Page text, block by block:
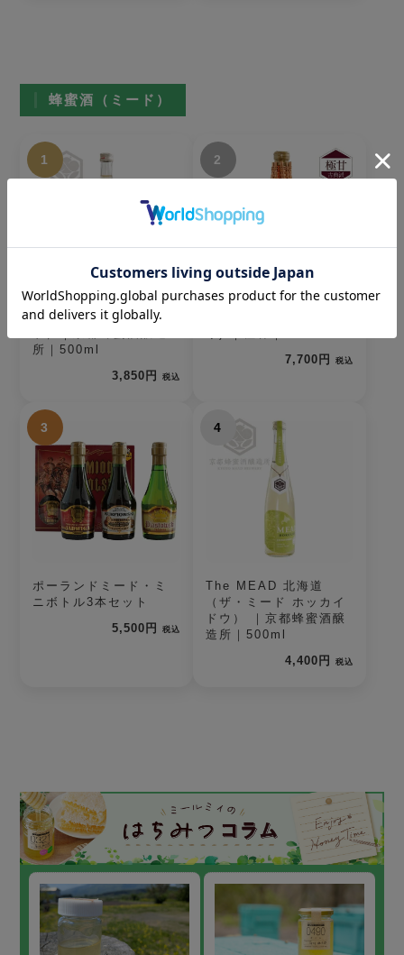
蜂蜜酒（ミード）
1
The MEAD（ザ・ミー
所｜500ml
3,850円
税込
2
7,700円
税込
3
ポーランドミード・ミ
ニボトル3本セット
5,500円
税込
4
The MEAD 北海道
（ザ・ミード ホッカイ
ドウ） ｜京都蜂蜜酒醸
造所｜500ml
4,400円
税込